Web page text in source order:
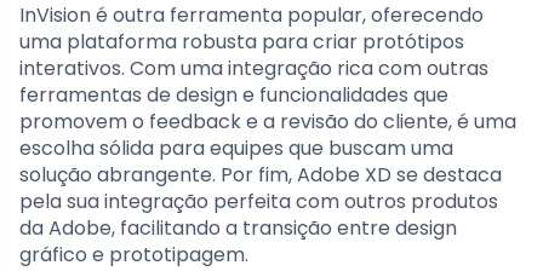
InVision é outra ferramenta popular, oferecendo
uma plataforma robusta para criar protótipos
interativos. Com uma integração rica com outras
ferramentas de design e funcionalidades que
promovem o feedback e a revisão do cliente, é uma
escolha sólida para equipes que buscam uma
solução abrangente. Por fim, Adobe XD se destaca
pela sua integração perfeita com outros produtos
da Adobe, facilitando a transição entre design
gráfico e prototipagem.